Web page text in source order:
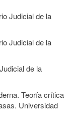
Judicial de la
Judicial de la
de la
Teoría crítica
Universidad